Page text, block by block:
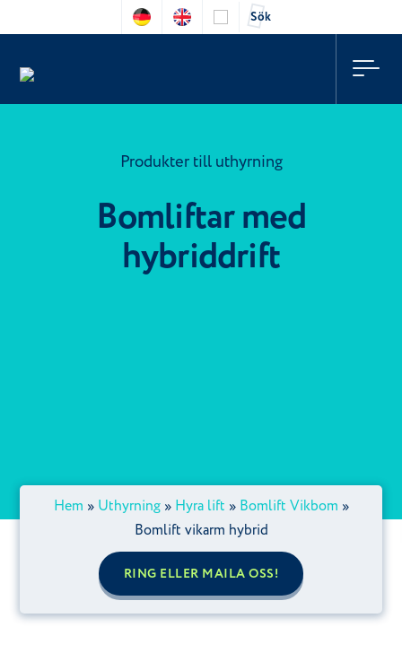
Sök
Produkter till uthyrning
Bomliftar med
hybriddrift
Hem » Uthyrning» Hyra lift » Bomlift Vikbom »
Bomlift vikarm hybrid
RING ELLER MAILA OSS!